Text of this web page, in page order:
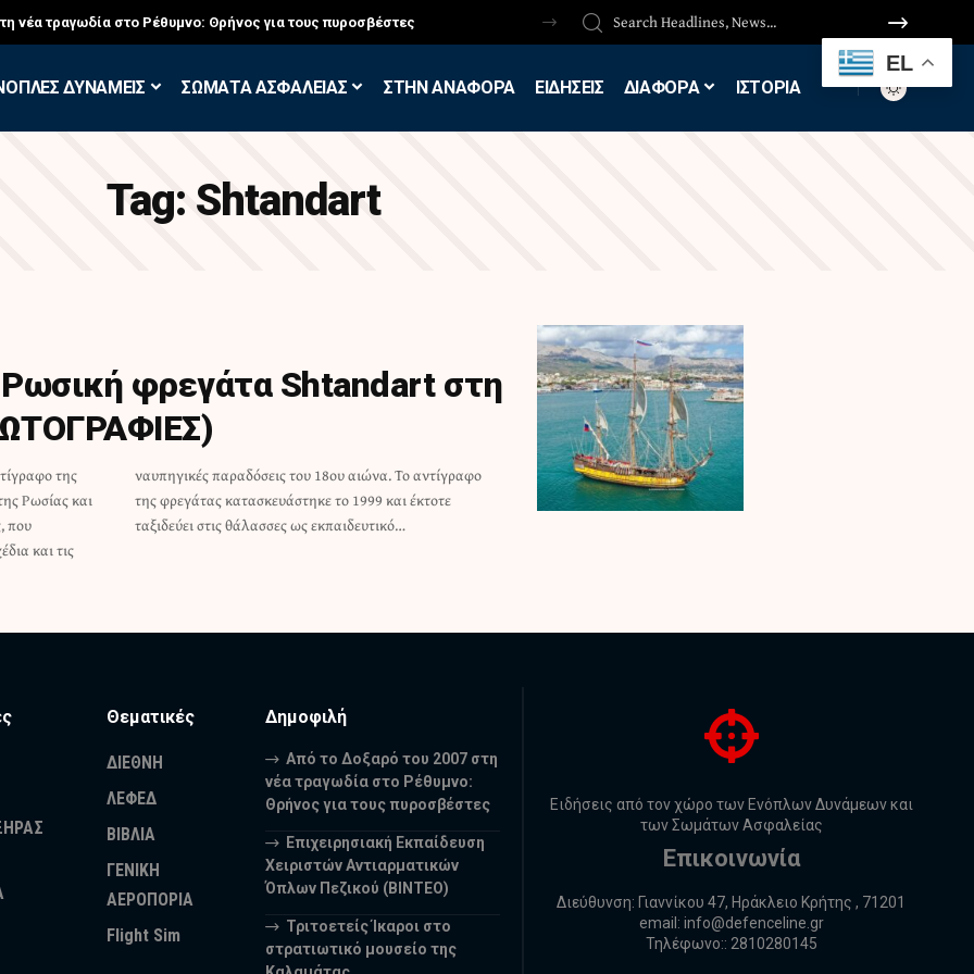
νέα τραγωδία στο Ρέθυμνο: Θρήνος για τους πυροσβέστες
ΔΥΝΑΜΕΙΣ ΣΩΜΑΤΑ ΑΣΦΑΛΕΙΑΣ ΣΤΗΝ ΑΝΑΦΟΡΑ ΕΙΔΗΣΕΙΣ ΔΙΑΦΟΡΑ ΙΣΤΟΡΙΑ
Tag: Shtandart
φρεγάτα Shtandart στη
της
Ρωσίας και
που
και τις
αντίγραφο
και έκτοτε
ταξιδεύει στις θάλασσες ως εκπαιδευτικό…
Θεματικές
ΔΙΕΘΝΗ
ΛΕΦΕΔ
ΒΙΒΛΙΑ
ΓΕΝΙΚΗ
ΑΕΡΟΠΟΡΙΑ
Flight Sim
Δημοφιλή
Από το Δοξαρό του 2007 στη
νέα τραγωδία στο Ρέθυμνο:
Θρήνος για τους πυροσβέστες
Επιχειρησιακή Εκπαίδευση
Χειριστών Αντιαρματικών
Όπλων Πεζικού (ΒΙΝΤΕΟ)
Τριτοετείς Ίκαροι στο
στρατιωτικό μουσείο της
Ειδήσεις από τον χώρο των Ενόπλων Δυνάμεων και
των Σωμάτων Ασφαλείας
Επικοινωνία
Διεύθυνση: Γιαννίκου 47, Ηράκλειο Κρήτης , 71201
email: info@defenceline.gr
Τηλέφωνο:: 2810280145
EL